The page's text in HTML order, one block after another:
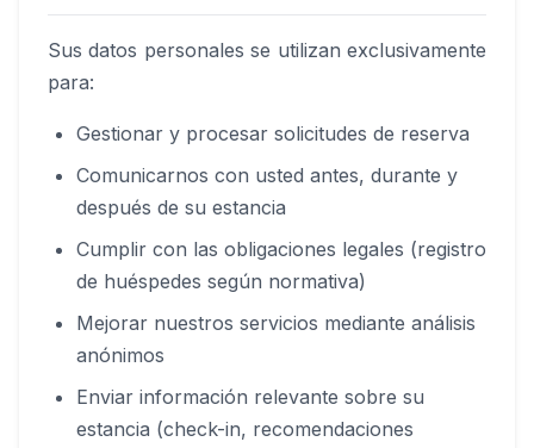
Sus datos personales se utilizan exclusivamente
para:
Gestionar y procesar solicitudes de reserva
Comunicarnos con usted antes, durante y
después de su estancia
Cumplir con las obligaciones legales (registro
de huéspedes según normativa)
Mejorar nuestros servicios mediante análisis
anónimos
Enviar información relevante sobre su
estancia (check-in, recomendaciones